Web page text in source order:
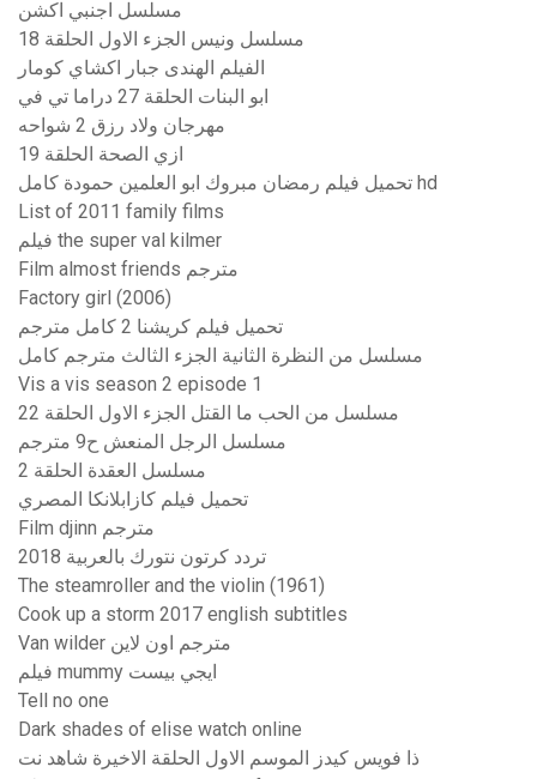
مسلسل اجنبي اكشن
مسلسل ونيس الجزء الاول الحلقة 18
الفيلم الهندى جبار اكشاي كومار
ابو البنات الحلقة 27 دراما تي في
مهرجان ولاد رزق 2 شواحه
ازي الصحة الحلقة 19
تحميل فيلم رمضان مبروك ابو العلمين حمودة كامل hd
List of 2011 family films
فيلم the super val kilmer
Film almost friends مترجم
Factory girl (2006)
تحميل فيلم كريشنا 2 كامل مترجم
مسلسل من النظرة الثانية الجزء الثالث مترجم كامل
Vis a vis season 2 episode 1
مسلسل من الحب ما القتل الجزء الاول الحلقة 22
مسلسل الرجل المنعش ح9 مترجم
مسلسل العقدة الحلقة 2
تحميل فيلم كازابلانكا المصري
Film djinn مترجم
تردد كرتون نتورك بالعربية 2018
The steamroller and the violin (1961)
Cook up a storm 2017 english subtitles
Van wilder مترجم اون لاين
فيلم mummy ايجي بيست
Tell no one
Dark shades of elise watch online
ذا فويس كيدز الموسم الاول الحلقة الاخيرة شاهد نت